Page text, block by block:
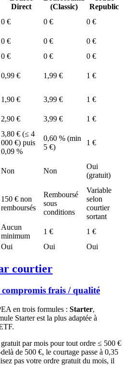
Direct
(Classic)
Republic
0 € 0 €
0 €
0 € 0 €
0 €
0 € 0 €
0 €
0,99 € 1,99 € 1 €
1,90 € 3,99 €
1 €
2,90 € 3,99 € 1 €
3,80 € (≤ 4
000 €) puis
0,09 %
0,60 % (min
5 €)
1 €
Non Non
Oui
(gratuit)
150 € non
remboursés
Remboursé
sous
conditions
Variable
selon
courtier
sortant
Aucun
minimum
1 €
1 €
Oui Oui Oui
courtier
frais / qualité
en trois formules : Starter,
Starter est la plus adaptée à
par mois pour tout ordre ≤ 500 €
de 500 €, le courtage passe à 0,35
pas votre ordre gratuit du mois, il